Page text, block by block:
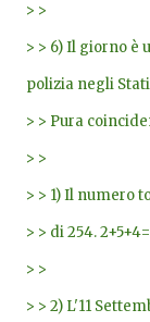
> >
> > 6) Il giorno è
polizia negli Stati
> > Pura
> >
> > 1) Il numero
> > di 254. 2+5+4=
> >
> > 2) L'11